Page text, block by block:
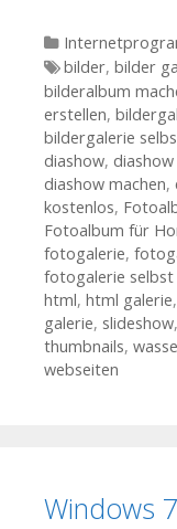
Kategorien
Tags
bilder, bilder
bilderalbum
erstellen,
bildergalerie
diashow,
diashow machen,
kostenlos,
Fotoalbum für
fotogalerie,
fotogalerie selbst
html, html galerie,
galerie, slideshow,
thumbnails,
webseiten
Windows